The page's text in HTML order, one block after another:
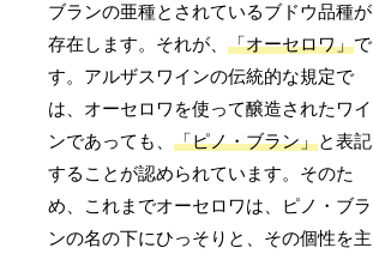
ブランの亜種とされているブドウ品種が
存在します。それが、「オーセロワ」で
す。アルザスワインの伝統的な規定で
は、オーセロワを使って醸造されたワイ
ンであっても、「ピノ・ブラン」と表記
することが認められています。そのた
め、これまでオーセロワは、ピノ・ブラ
ンの名の下にひっそりと、その個性を主